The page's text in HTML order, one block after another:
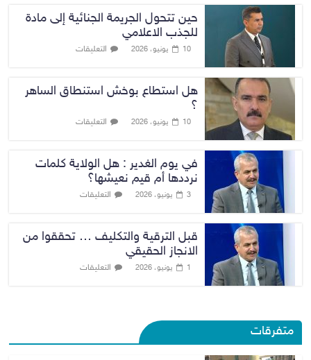
حين تتحول الجريمة الجنائية إلى مادة
للجذب الاعلامي
10 يونيو، 2026 التعليقات
هل استطاع بوخش استنطاق الساهر
؟
10 يونيو، 2026 التعليقات
في يوم الغدير : هل الولاية كلمات
نرددها أم قيم نعيشها؟
3 يونيو، 2026 التعليقات
قبل الترقية والتكليف … تحققوا من
الانجاز الحقيقي
1 يونيو، 2026 التعليقات
متفرقات